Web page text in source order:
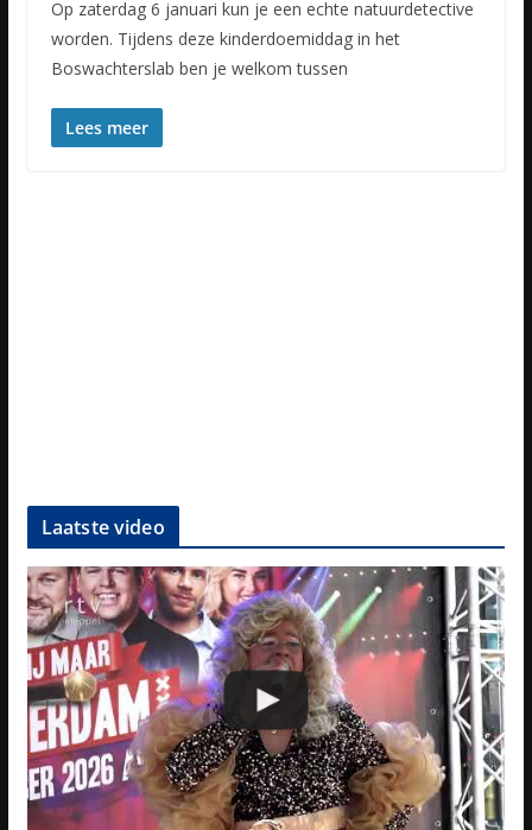
Op zaterdag 6 januari kun je een echte natuurdetective
worden. Tijdens deze kinderdoemiddag in het
Boswachterslab ben je welkom tussen
Lees meer
Laatste video